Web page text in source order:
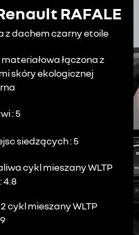
RAFALE
z dachem czarny etoile
łączona z
skóry ekologicznej
5
siedzących 5
cykl mieszany WLTP
4.8
cykl mieszany WLTP